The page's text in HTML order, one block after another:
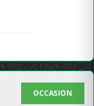
OCCASION